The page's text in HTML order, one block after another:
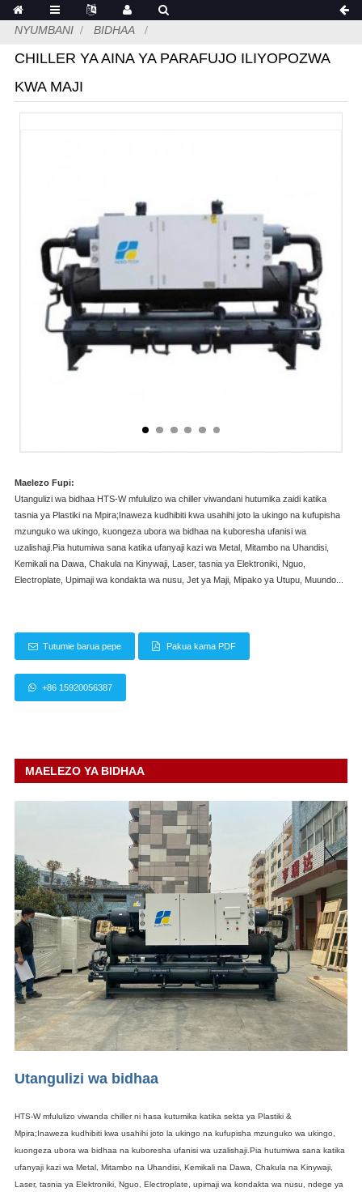
NYUMBANI BIDHAA
CHILLER YA AINA YA PARAFUJO ILIYOPOZWA
KWA MAJI
Maelezo Fupi:
Utangulizi wa bidhaa HTS-W mfululizo wa chiller viwandani hutumika zaidi katika
tasnia ya Plastiki na Mpira;Inaweza kudhibiti kwa usahihi joto la ukingo na kufupisha
mzunguko wa ukingo, kuongeza ubora wa bidhaa na kuboresha ufanisi wa
uzalishaji.Pia hutumiwa sana katika ufanyaji kazi wa Metal, Mitambo na Uhandisi,
Kemikali na Dawa, Chakula na Kinywaji, Laser, tasnia ya Elektroniki, Nguo,
Electroplate, Upimaji wa kondakta wa nusu, Jet ya Maji, Mipako ya Utupu, Muundo...
Tutumie barua pepe Pakua kama PDF
+86 15920056387
MAELEZO YA BIDHAA
Utangulizi wa bidhaa
HTS-W mfululizo viwanda chiller ni hasa kutumika katika sekta ya Plastiki &
Mpira;Inaweza kudhibiti kwa usahihi joto la ukingo na kufupisha mzunguko wa ukingo,
kuongeza ubora wa bidhaa na kuboresha ufanisi wa uzalishaji.Pia hutumiwa sana katika
ufanyaji kazi wa Metal, Mitambo na Uhandisi, Kemikali na Dawa, Chakula na Kinywaji,
Laser, tasnia ya Elektroniki, Nguo, Electroplate, upimaji wa kondakta wa nusu, ndege ya